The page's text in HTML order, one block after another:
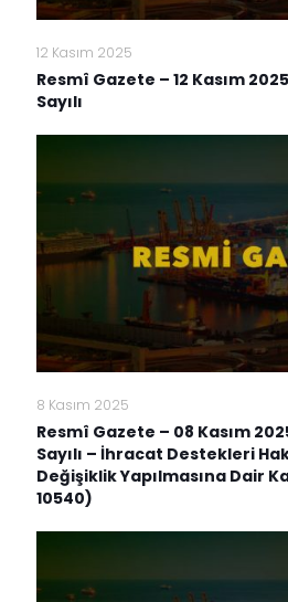
12 Kasım 2025
Resmî Gazete – 12 Kasım
Sayılı
8 Kasım 2025
Resmî Gazete – 08 Kasım
Sayılı – İhracat Destekleri
Değişiklik Yapılmasına Dair
10540)